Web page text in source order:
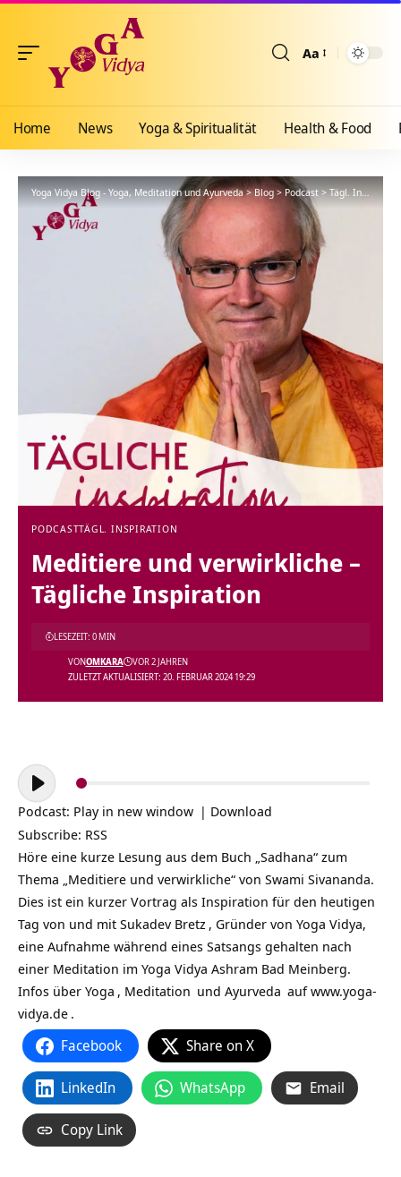
Aa
Home News Yoga & Spiritualität Health & Food
Yoga Vidya Blog - Yoga, Meditation und Ayurveda>Blog>Podcast>Tägl. Inspiration
PODCASTTÄGL. INSPIRATION
Meditiere und verwirkliche –
Tägliche Inspiration
ZULETZT AKTUALISIERT: 20. FEBRUAR 2024 19:29
VONOMKARA VOR 2 JAHREN
LESEZEIT: 0 MIN
Audio-
Player
Podcast: Play in new window | Download
Subscribe: RSS
Höre eine kurze Lesung aus dem Buch „Sadhana“ zum
Thema „Meditiere und verwirkliche“ von Swami Sivananda.
Dies ist ein kurzer Vortrag als Inspiration für den heutigen
Tag von und mit Sukadev Bretz , Gründer von Yoga Vidya,
eine Aufnahme während eines Satsangs gehalten nach
einer Meditation im Yoga Vidya Ashram Bad Meinberg.
Infos über Yoga , Meditation und Ayurveda aufwww.yoga-
vidya.de .
Facebook Share on X
LinkedIn WhatsApp Email
Copy Link